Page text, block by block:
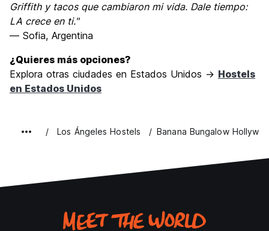
Griffith y tacos que cambiaron mi vida. Dale tiempo:
LA crece en ti."
— Sofia, Argentina
¿Quieres más opciones?
Explora otras ciudades en Estados Unidos → Hostels
en Estados Unidos
Los Ángeles Hostels Banana Bungalow